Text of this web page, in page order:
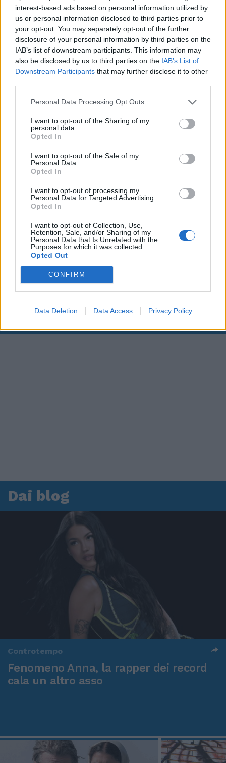
interest-based ads based on personal information utilized by
us or personal information disclosed to third parties prior to
your opt-out. You may separately opt-out of the further
disclosure of your personal information by third parties on the
IAB’s list of downstream participants. This information may
also be disclosed by us to third parties on the IAB’s List of
Downstream Participants that may further disclose it to other
Personal Data Processing Opt Outs
I want to opt-out of the Sharing of my
personal data.
Opted In
I want to opt-out of the Sale of my
Personal Data.
Opted In
I want to opt-out of processing my
Personal Data for Targeted Advertising.
Opted In
I want to opt-out of Collection, Use,
Retention, Sale, and/or Sharing of my
Personal Data that Is Unrelated with the
Purposes for which it was collected.
Opted Out
CONFIRM
Data Deletion Data Access Privacy Policy
00:00 01:16
Leonardo Maria Del Vecchio dall'ex compagna
in ospedale. Le dichiarazioni ai giornalisti
Dai blog
Controtempo
Fenomeno Anna, la rapper dei record
cala un altro asso